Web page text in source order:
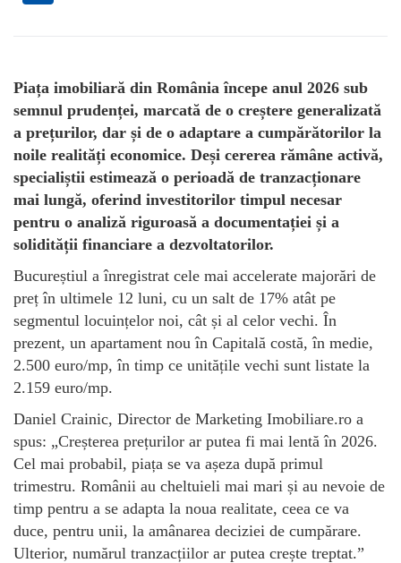
Piața imobiliară din România începe anul 2026 sub
semnul prudenței, marcată de o creștere generalizată
a prețurilor, dar și de o adaptare a cumpărătorilor la
noile realități economice. Deși cererea rămâne activă,
specialiștii estimează o perioadă de tranzacționare
mai lungă, oferind investitorilor timpul necesar
pentru o analiză riguroasă a documentației și a
solidității financiare a dezvoltatorilor.
Bucureștiul a înregistrat cele mai accelerate majorări de
preț în ultimele 12 luni, cu un salt de 17% atât pe
segmentul locuințelor noi, cât și al celor vechi. În
prezent, un apartament nou în Capitală costă, în medie,
2.500 euro/mp, în timp ce unitățile vechi sunt listate la
2.159 euro/mp.
Daniel Crainic, Director de Marketing Imobiliare.ro a
spus: „Creșterea prețurilor ar putea fi mai lentă în 2026.
Cel mai probabil, piața se va așeza după primul
trimestru. Românii au cheltuieli mai mari și au nevoie de
timp pentru a se adapta la noua realitate, ceea ce va
duce, pentru unii, la amânarea deciziei de cumpărare.
Ulterior, numărul tranzacțiilor ar putea crește treptat.”